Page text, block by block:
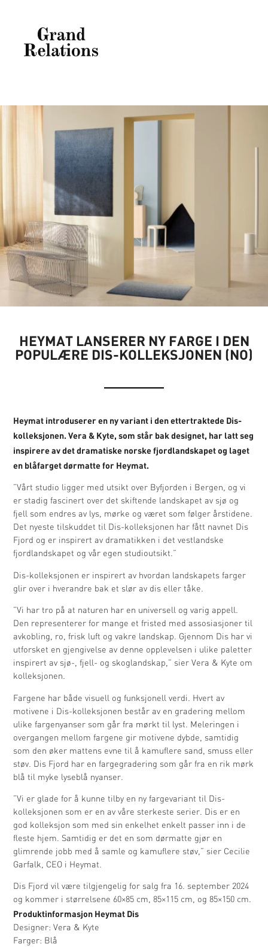
HEYMAT LANSERER NY FARGE I DEN
POPULÆRE DIS-KOLLEKSJONEN (NO)
Heymat introduserer en ny variant i den ettertraktede Dis-
kolleksjonen. Vera & Kyte, som står bak designet, har latt seg
inspirere av det dramatiske norske fjordlandskapet og laget
en blåfarget dørmatte for Heymat.
”Vårt studio ligger med utsikt over Byfjorden i Bergen, og vi
er stadig fascinert over det skiftende landskapet av sjø og
fjell som endres av lys, mørke og været som følger årstidene.
Det nyeste tilskuddet til Dis-kolleksjonen har fått navnet Dis
Fjord og er inspirert av dramatikken i det vestlandske
fjordlandskapet og vår egen studioutsikt.”
Dis-kolleksjonen er inspirert av hvordan landskapets farger
glir over i hverandre bak et slør av dis eller tåke.
”Vi har tro på at naturen har en universell og varig appell.
Den representerer for mange et fristed med assosiasjoner til
avkobling, ro, frisk luft og vakre landskap. Gjennom Dis har vi
utforsket en gjengivelse av denne opplevelsen i ulike paletter
inspirert av sjø-, fjell- og skoglandskap,” sier Vera & Kyte om
kolleksjonen.
Fargene har både visuell og funksjonell verdi. Hvert av
motivene i Dis-kolleksjonen består av en gradering mellom
ulike fargenyanser som går fra mørkt til lyst. Meleringen i
overgangen mellom fargene gir motivene dybde, samtidig
som den øker mattens evne til å kamuflere sand, smuss eller
støv. Dis Fjord har en fargegradering som går fra en rik mørk
blå til myke lyseblå nyanser.
”Vi er glade for å kunne tilby en ny fargevariant til Dis-
kolleksjonen som er en av våre sterkeste serier. Dis er en
god kolleksjon som med sin enkelhet enkelt passer inn i de
fleste hjem. Samtidig er det en som dørmatte gjør en
glimrende jobb med å samle og kamuflere støv,” sier Cecilie
Garfalk, CEO i Heymat.
Dis Fjord vil være tilgjengelig for salg fra 16. september 2024
og kommer i størrelsene 60×85 cm, 85×115 cm, og 85×150 cm.
Produktinformasjon Heymat Dis
Designer: Vera & Kyte
Farger: Blå